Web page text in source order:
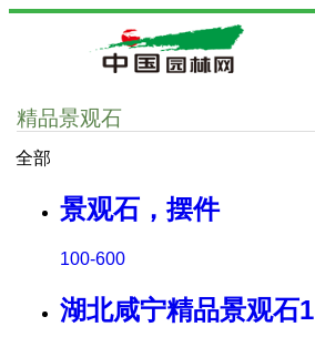
精品景观石
全部
景观石，摆件
100-600
湖北咸宁精品景观石1